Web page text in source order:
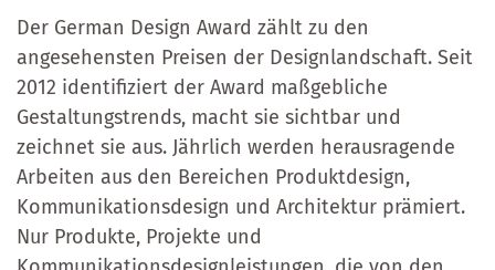
Der German Design Award zählt zu den
angesehensten Preisen der Designlandschaft. Seit
2012 identifiziert der Award maßgebliche
Gestaltungstrends, macht sie sichtbar und
zeichnet sie aus. Jährlich werden herausragende
Arbeiten aus den Bereichen Produktdesign,
Kommunikationsdesign und Architektur prämiert.
Nur Produkte, Projekte und